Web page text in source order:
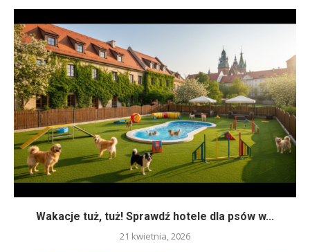
Wakacje tuż, tuż! Sprawdź hotele dla psów w...
21 kwietnia, 2026